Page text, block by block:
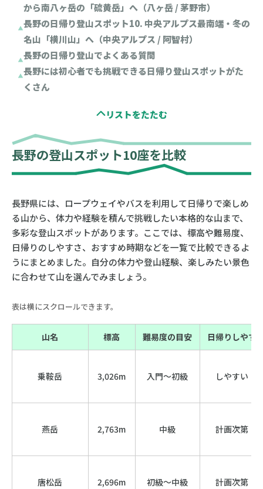
から南八ヶ岳の「硫黄岳」へ（八ヶ岳 / 茅野市）
長野の日帰り登山スポット10. 中央アルプス最南端・冬の
名山「横川山」へ（中央アルプス / 阿智村）
長野の日帰り登山でよくある質問
長野には初心者でも挑戦できる日帰り登山スポットがた
くさん
長野の登山スポット10座を比較
長野県には、ロープウェイやバスを利用して日帰りで楽しめ
る山から、体力や経験を積んで挑戦したい本格的な山まで、
多彩な登山スポットがあります。ここでは、標高や難易度、
日帰りのしやすさ、おすすめ時期などを一覧で比較できるよ
うにまとめました。自分の体力や登山経験、楽しみたい景色
に合わせて山を選んでみましょう。
表は横にスクロールできます。
山名 標高 難易度の目安 日帰りしやす
乗鞍岳 3,026m 入門〜初級 しやすい
燕岳 2,763m 中級 計画次第
唐松岳 2,696m 初級〜中級 計画次第